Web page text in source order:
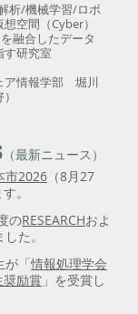
析/機械学習/ロボ
空間（Cyber）
融合したデータ
す研究室
ア情報学部 堀川
（最新ニュース）
市2026 （8月27
。
のRESEARCHおよ
た。
「情報処理学会
奨励賞 」を受賞し